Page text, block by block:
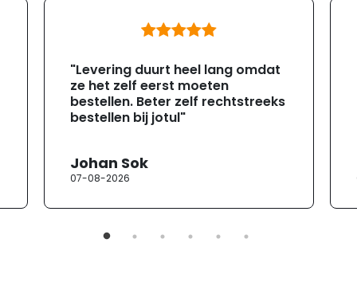
"Levering duurt heel lang omdat
ze het zelf eerst moeten
bestellen. Beter zelf rechtstreeks
bestellen bij jotul"
Johan Sok
07-08-2026